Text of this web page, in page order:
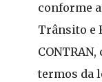
conforme
Trânsito e
termos da